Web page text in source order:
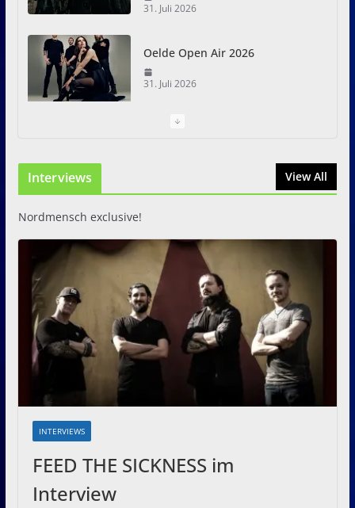
31. Juli 2026
Oelde Open Air 2026
31. Juli 2026
I Prevail – Violent Nature
Interviews View All
Nordmensch exclusive!
INTERVIEWS
FEED THE SICKNESS im
Interview